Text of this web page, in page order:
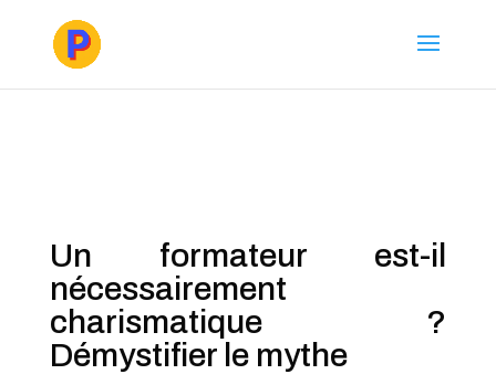
Un formateur est-il
nécessairement
charismatique ?
Démystifier le mythe